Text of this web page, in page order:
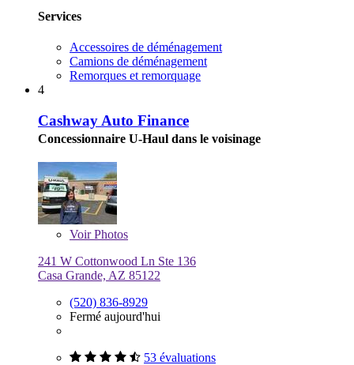
Services
Accessoires de déménagement
Camions de déménagement
Remorques et remorquage
4
Cashway Auto Finance
Concessionnaire U-Haul dans le voisinage
VoirPhotos
241 W Cottonwood Ln Ste 136
Casa Grande, AZ 85122
(520) 836-8929
Fermé aujourd'hui
53 évaluations